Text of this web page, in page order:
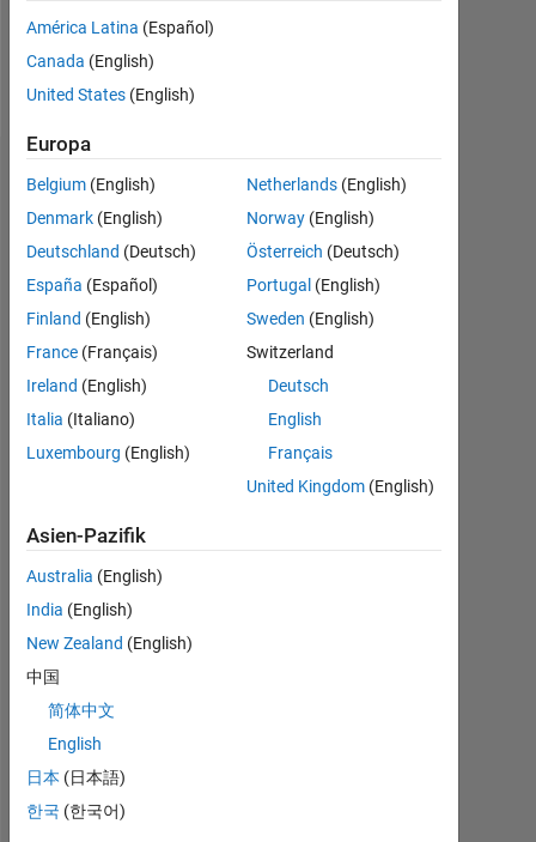
Follow
Nachricht
Dashboard
Statistik
MATLAB Answers
BEITRÄGE
0
2
RANG
302.025
REPUTATION
0
América Latina (Español)
Canada (English)
United States (English)
Europa
Belgium (English)
Denmark (English)
Deutschland (Deutsch)
España (Español)
Finland (English)
France (Français)
Ireland (English)
Italia (Italiano)
Luxembourg (English)
Netherlands (English)
Norway (English)
Österreich (Deutsch)
Portugal (English)
Sweden (English)
Switzerland
Deutsch
English
Français
United Kingdom (English)
Asien-Pazifik
Australia (English)
India (English)
New Zealand (English)
中国
简体中文
English
日本 (日本語)
한국 (한국어)